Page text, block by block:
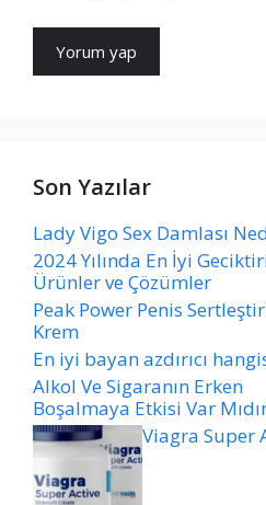
Son Yazılar
Lady Vigo Sex Damlası
2024 Yılında En İyi
Ürünler ve Çözümler
Peak Power Penis
Krem
En iyi bayan azdırıcı
Alkol Ve Sigaranın Erken
Boşalmaya Etkisi Var
Viagra Super